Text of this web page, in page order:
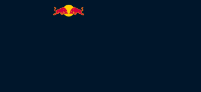
en París | Red Bull